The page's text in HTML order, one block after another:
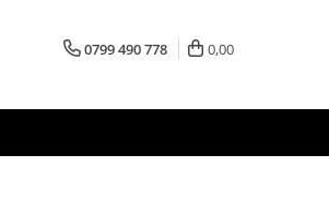
0799 490 778 0,00